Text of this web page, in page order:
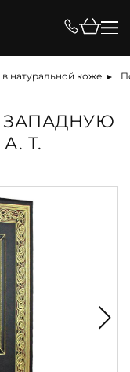
натуральной коже
ЗАПАДНУЮ
Т.